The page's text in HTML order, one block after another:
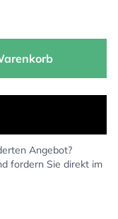
Angebot?
fordern Sie direkt im